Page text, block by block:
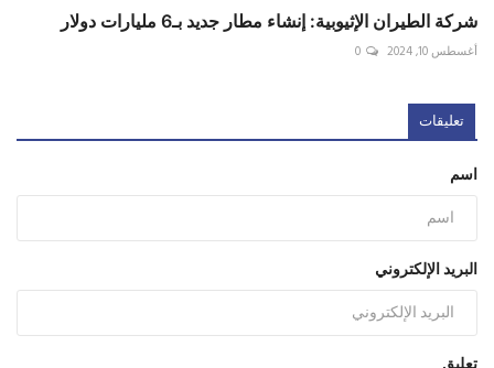
شركة الطيران الإثيوبية: إنشاء مطار جديد بـ6 مليارات دولار
أغسطس 10, 2024 0
تعليقات
اسم
البريد الإلكتروني